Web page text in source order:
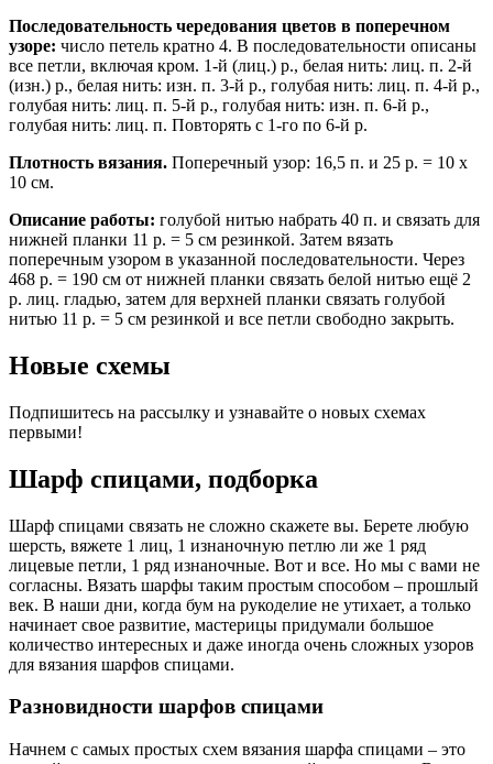
Последовательность чередования цветов в поперечном
узоре: число петель кратно 4. В последовательности описаны
все петли, включая кром. 1-й (лиц.) р., белая нить: лиц. п. 2-й
(изн.) р., белая нить: изн. п. 3-й р., голубая нить: лиц. п. 4-й р.,
голубая нить: лиц. п. 5-й р., голубая нить: изн. п. 6-й р.,
голубая нить: лиц. п. Повторять с 1-го по 6-й р.
Плотность вязания. Поперечный узор: 16,5 п. и 25 р. = 10 х
10 см.
Описание работы: голубой нитью набрать 40 п. и связать для
нижней планки 11 р. = 5 см резинкой. Затем вязать
поперечным узором в указанной последовательности. Через
468 р. = 190 см от нижней планки связать белой нитью ещё 2
р. лиц. гладью, затем для верхней планки связать голубой
нитью 11 р. = 5 см резинкой и все петли свободно закрыть.
Новые схемы
Подпишитесь на рассылку и узнавайте о новых схемах
первыми!
Шарф спицами, подборка
Шарф спицами связать не сложно скажете вы. Берете любую
шерсть, вяжете 1 лиц, 1 изнаночную петлю ли же 1 ряд
лицевые петли, 1 ряд изнаночные. Вот и все. Но мы с вами не
согласны. Вязать шарфы таким простым способом – прошлый
век. В наши дни, когда бум на рукоделие не утихает, а только
начинает свое развитие, мастерицы придумали большое
количество интересных и даже иногда очень сложных узоров
для вязания шарфов спицами.
Разновидности шарфов спицами
Начнем с самых простых схем вязания шарфа спицами – это